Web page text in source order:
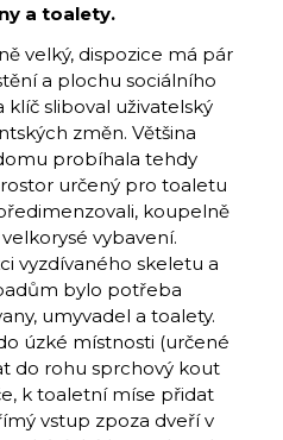
a toalety.
velký, dispozice má pár
a plochu sociálního
klíč sliboval uživatelský
změn. Většina
probíhala tehdy
určený pro toaletu
koupelně
vybavení.
vyzdívaného skeletu a
bylo potřeba
umyvadel a toalety.
úzké místnosti (určené
do rohu sprchový kout
k toaletní míse přidat
vstup zpoza dveří v